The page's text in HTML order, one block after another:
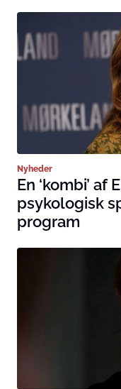
Nyheder
En ‘kombi’
psykologisk
program